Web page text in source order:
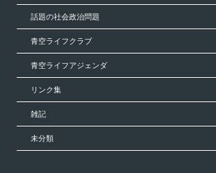
話題の社会政治問題
青空ライフクラブ
青空ライフアジェンダ
リンク集
雑記
未分類